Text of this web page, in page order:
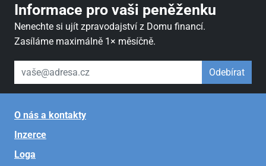
Informace pro vaši peněženku
Nenechte si ujít zpravodajství z Domu financí.
Zasíláme maximálně 1× měsíčně.
váš email Odebírat
O nás a kontakty
Inzerce
Loga